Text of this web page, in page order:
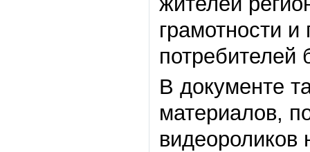
грамотности
потребителей
В документе
материалов,
видеороликов